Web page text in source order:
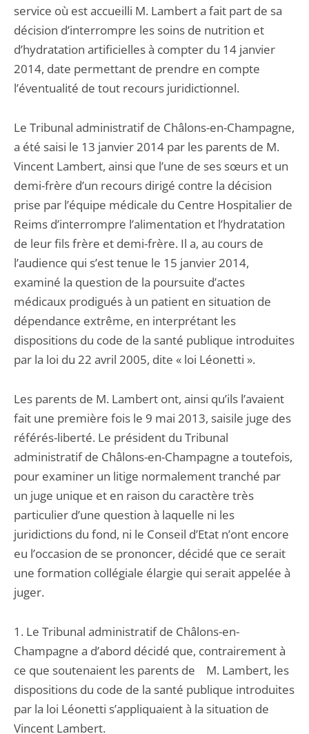
service où est accueilli M. Lambert a fait part de sa
décision d’interrompre les soins de nutrition et
d’hydratation artificielles à compter du 14 janvier
2014, date permettant de prendre en compte
l’éventualité de tout recours juridictionnel.
Le Tribunal administratif de Châlons-en-Champagne,
a été saisi le 13 janvier 2014 par les parents de M.
Vincent Lambert, ainsi que l’une de ses sœurs et un
demi-frère d’un recours dirigé contre la décision
prise par l’équipe médicale du Centre Hospitalier de
Reims d’interrompre l’alimentation et l’hydratation
de leur fils frère et demi-frère. Il a, au cours de
l’audience qui s’est tenue le 15 janvier 2014,
examiné la question de la poursuite d’actes
médicaux prodigués à un patient en situation de
dépendance extrême, en interprétant les
dispositions du code de la santé publique introduites
par la loi du 22 avril 2005, dite « loi Léonetti ».
Les parents de M. Lambert ont, ainsi qu’ils l’avaient
fait une première fois le 9 mai 2013, saisile juge des
référés-liberté. Le président du Tribunal
administratif de Châlons-en-Champagne a toutefois,
pour examiner un litige normalement tranché par
un juge unique et en raison du caractère très
particulier d’une question à laquelle ni les
juridictions du fond, ni le Conseil d’Etat n’ont encore
eu l’occasion de se prononcer, décidé que ce serait
une formation collégiale élargie qui serait appelée à
juger.
1. Le Tribunal administratif de Châlons-en-
Champagne a d’abord décidé que, contrairement à
ce que soutenaient les parents de M. Lambert, les
dispositions du code de la santé publique introduites
par la loi Léonetti s’appliquaient à la situation de
Vincent Lambert.